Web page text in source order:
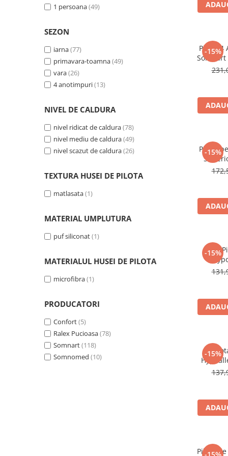
Uni (1-2 culori)
Cu ursuleti
140x210(16)
120x200
200x230(1)
200x210 (1)
1 persoana(49)
SEZON
iarna(77)
primavara-toamna(49)
vara(26)
4 anotimpuri(13)
NIVEL DE CALDURA
nivel ridicat de caldura(78)
nivel mediu de caldura(49)
nivel scazut de caldura(26)
TEXTURA HUSEI DE PILOTA
matlasata(1)
MATERIAL UMPLUTURA
puf siliconat(1)
MATERIALUL HUSEI DE PILOTA
microfibra(1)
PRODUCATORI
Confort(5)
Ralex Pucioasa(78)
Somnart(118)
Somnomed (10)
-15%
Pilota 4
Somnart
-15%
Pilota
-15%
-15%
Pilota